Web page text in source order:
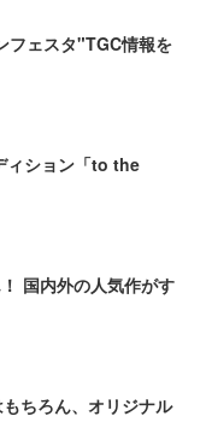
フェスタ"TGC情報を
ィション「to the
国内外の人気作がす
ちろん、オリジナル